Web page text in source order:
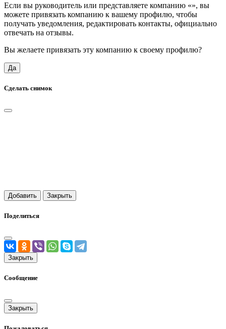
Если вы руководитель или представляете компанию «», вы
можете привязать компанию к вашему профилю, чтобы
получать уведомления, редактировать контакты, официально
отвечать на отзывы.
Вы желаете привязать эту компанию к своему профилю?
Да
Сделать снимок
Добавить Закрыть
Поделиться
Закрыть
Сообщение
Закрыть